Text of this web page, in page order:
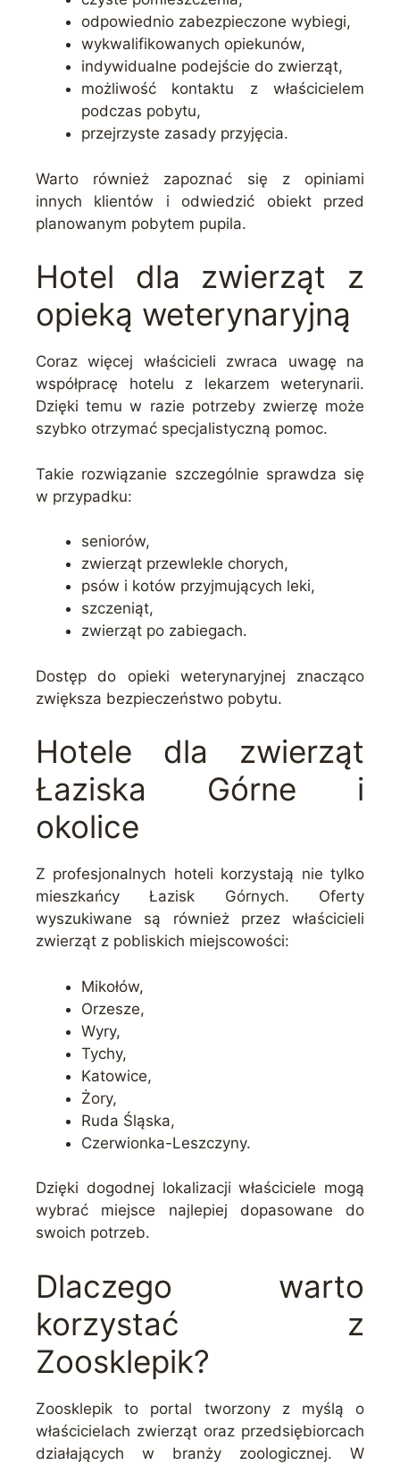
odpowiednio zabezpieczone wybiegi,
wykwalifikowanych opiekunów,
indywidualne podejście do zwierząt,
możliwość kontaktu z właścicielem
podczas pobytu,
przejrzyste zasady przyjęcia.
Warto również zapoznać się z opiniami
innych klientów i odwiedzić obiekt przed
planowanym pobytem pupila.
Hotel dla zwierząt z
opieką weterynaryjną
Coraz więcej właścicieli zwraca uwagę na
współpracę hotelu z lekarzem weterynarii.
Dzięki temu w razie potrzeby zwierzę może
szybko otrzymać specjalistyczną pomoc.
Takie rozwiązanie szczególnie sprawdza się
w przypadku:
seniorów,
zwierząt przewlekle chorych,
psów i kotów przyjmujących leki,
szczeniąt,
zwierząt po zabiegach.
Dostęp do opieki weterynaryjnej znacząco
zwiększa bezpieczeństwo pobytu.
Hotele dla zwierząt
Łaziska Górne i
okolice
Z profesjonalnych hoteli korzystają nie tylko
mieszkańcy Łazisk Górnych. Oferty
wyszukiwane są również przez właścicieli
zwierząt z pobliskich miejscowości:
Mikołów,
Orzesze,
Wyry,
Tychy,
Katowice,
Żory,
Ruda Śląska,
Czerwionka-Leszczyny.
Dzięki dogodnej lokalizacji właściciele mogą
wybrać miejsce najlepiej dopasowane do
swoich potrzeb.
Dlaczego warto
korzystać z
Zoosklepik?
Zoosklepik to portal tworzony z myślą o
właścicielach zwierząt oraz przedsiębiorcach
działających w branży zoologicznej. W